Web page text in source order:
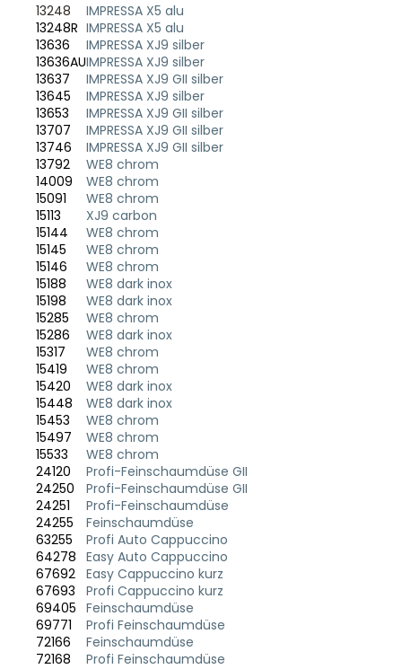
13248
IMPRESSA X5 alu
13248R IMPRESSA X5 alu
13636
IMPRESSA XJ9 silber
13636AUIMPRESSA XJ9 silber
13637
IMPRESSA XJ9 GII silber
13645
IMPRESSA XJ9 silber
13653
IMPRESSA XJ9 GII silber
13707
IMPRESSA XJ9 GII silber
13746
IMPRESSA XJ9 GII silber
13792
WE8 chrom
14009
WE8 chrom
15091
WE8 chrom
15113
XJ9 carbon
15144
WE8 chrom
15145
WE8 chrom
15146
WE8 chrom
15188
WE8 dark inox
15198
WE8 dark inox
15285
WE8 chrom
15286
WE8 dark inox
15317
WE8 chrom
15419
WE8 chrom
15420
WE8 dark inox
15448
WE8 dark inox
15453
WE8 chrom
15497
WE8 chrom
15533
WE8 chrom
24120
Profi-Feinschaumdüse GII
24250
Profi-Feinschaumdüse GII
24251
Profi-Feinschaumdüse
24255
Feinschaumdüse
63255
Profi Auto Cappuccino
64278 Easy Auto Cappuccino
67692 Easy Cappuccino kurz
67693
Profi Cappuccino kurz
69405 Feinschaumdüse
69771
Profi Feinschaumdüse
72166
Feinschaumdüse
72168
Profi Feinschaumdüse